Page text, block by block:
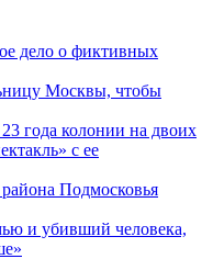
дело о фиктивных
Москвы, чтобы
года колонии на двоих
с ее
района Подмосковья
и убивший человека,